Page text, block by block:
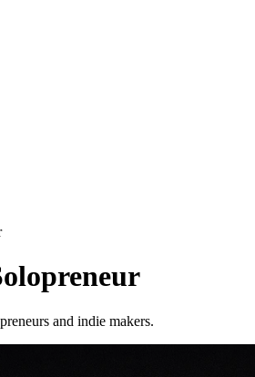
and indie makers.